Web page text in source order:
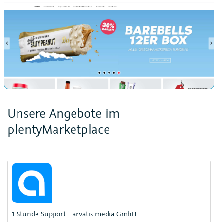
Unsere Angebote im
plentyMarketplace
1 Stunde Support - arvatis media GmbH